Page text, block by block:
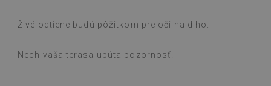
Živé odtiene budú pôžitkom pre oči na dlho.
Nech vaša terasa upúta pozornosť!